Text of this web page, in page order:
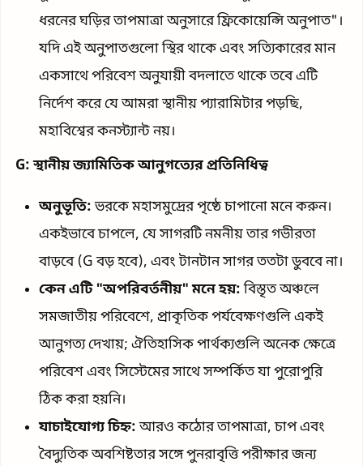
ধরনের ঘড়ির তাপমাত্রা অনুসারে ফ্রিকোয়েন্সি অনুপাত"।
যদি এই অনুপাতগুলো স্থির থাকে এবং সত্যিকারের মান
একসাথে পরিবেশ অনুযায়ী বদলাতে থাকে তবে এটি
নির্দেশ করে যে আমরা স্থানীয় প্যারামিটার পড়ছি,
মহাবিশ্বের কনস্ট্যান্ট নয়।
G: স্থানীয় জ্যামিতিক আনুগত্যের প্রতিনিধিত্ব
অনুভূতি:ভরকে মহাসমুদ্রের পৃষ্ঠে চাপানো মনে করুন।
একইভাবে চাপলে, যে সাগরটি নমনীয় তার গভীরতা
বাড়বে (G বড় হবে), এবং টানটান সাগর ততটা ডুববে না।
কেন এটি "অপরিবর্তনীয়" মনে হয়:বিস্তৃত অঞ্চলে
সমজাতীয় পরিবেশে, প্রাকৃতিক পর্যবেক্ষণগুলি একই
আনুগত্য দেখায়; ঐতিহাসিক পার্থক্যগুলি অনেক ক্ষেত্রে
পরিবেশ এবং সিস্টেমের সাথে সম্পর্কিত যা পুরোপুরি
ঠিক করা হয়নি।
যাচাইযোগ্য চিহ্ন:আরও কঠোর তাপমাত্রা, চাপ এবং
বৈদ্যুতিক অবশিষ্টতার সঙ্গে পুনরাবৃত্তি পরীক্ষার জন্য